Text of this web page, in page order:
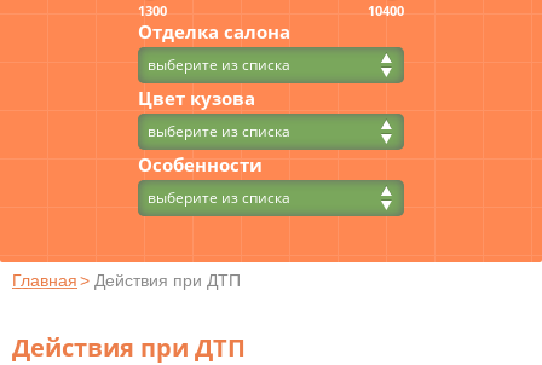
1300 10400
Отделка салона
выберите из списка
Цвет кузова
выберите из списка
Особенности
выберите из списка
Главная> Действия при ДТП
Действия при ДТП